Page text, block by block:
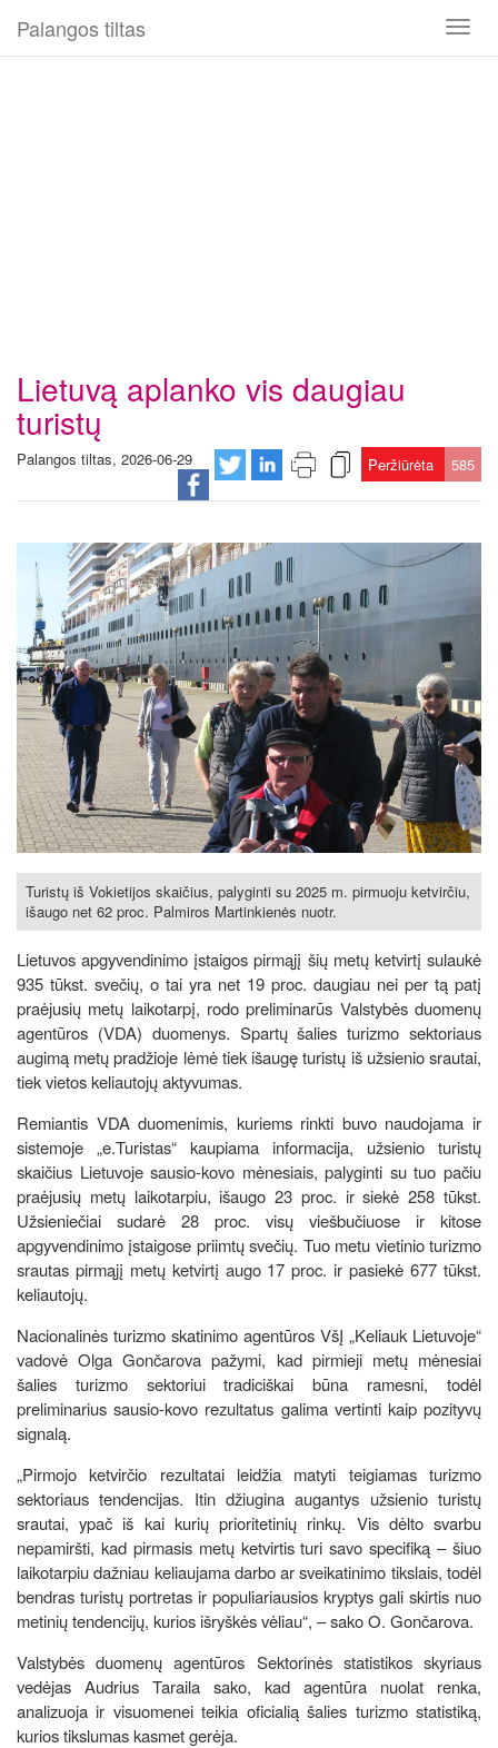
Toggle
Palangos tiltas
Lietuvą aplanko vis daugiau
turistų
Palangos tiltas, 2026-06-29 Peržiūrėta 585
Turistų iš Vokietijos skaičius, palyginti su 2025 m. pirmuoju ketvirčiu,
išaugo net 62 proc. Palmiros Martinkienės nuotr.
Lietuvos apgyvendinimo įstaigos pirmąjį šių metų ketvirtį sulaukė
935 tūkst. svečių, o tai yra net 19 proc. daugiau nei per tą patį
praėjusių metų laikotarpį, rodo preliminarūs Valstybės duomenų
agentūros (VDA) duomenys. Spartų šalies turizmo sektoriaus
augimą metų pradžioje lėmė tiek išaugę turistų iš užsienio srautai,
tiek vietos keliautojų aktyvumas.
Remiantis VDA duomenimis, kuriems rinkti buvo naudojama ir
sistemoje „e.Turistas“ kaupiama informacija, užsienio turistų
skaičius Lietuvoje sausio-kovo mėnesiais, palyginti su tuo pačiu
praėjusių metų laikotarpiu, išaugo 23 proc. ir siekė 258 tūkst.
Užsieniečiai sudarė 28 proc. visų viešbučiuose ir kitose
apgyvendinimo įstaigose priimtų svečių. Tuo metu vietinio turizmo
srautas pirmąjį metų ketvirtį augo 17 proc. ir pasiekė 677 tūkst.
keliautojų.
Nacionalinės turizmo skatinimo agentūros VšĮ „Keliauk Lietuvoje“
vadovė Olga Gončarova pažymi, kad pirmieji metų mėnesiai
šalies turizmo sektoriui tradiciškai būna ramesni, todėl
preliminarius sausio-kovo rezultatus galima vertinti kaip pozityvų
signalą.
„Pirmojo ketvirčio rezultatai leidžia matyti teigiamas turizmo
sektoriaus tendencijas. Itin džiugina augantys užsienio turistų
srautai, ypač iš kai kurių prioritetinių rinkų. Vis dėlto svarbu
nepamiršti, kad pirmasis metų ketvirtis turi savo specifiką – šiuo
laikotarpiu dažniau keliaujama darbo ar sveikatinimo tikslais, todėl
bendras turistų portretas ir populiariausios kryptys gali skirtis nuo
metinių tendencijų, kurios išryškės vėliau“, – sako O. Gončarova.
Valstybės duomenų agentūros Sektorinės statistikos skyriaus
vedėjas Audrius Taraila sako, kad agentūra nuolat renka,
analizuoja ir visuomenei teikia oficialią šalies turizmo statistiką,
kurios tikslumas kasmet gerėja.